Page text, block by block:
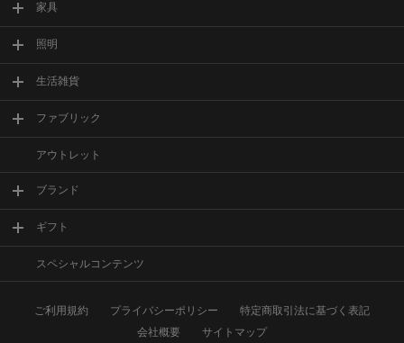
家具
照明
生活雑貨
ファブリック
アウトレット
ブランド
ギフト
スペシャルコンテンツ
ご利用規約 プライバシーポリシー
特定商取引法に基づく表記
会社概要
サイトマップ